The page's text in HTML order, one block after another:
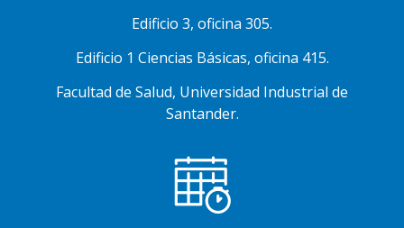
Edificio 3, oficina 305.
Edificio 1 Ciencias Básicas, oficina 415.
Facultad de Salud, Universidad Industrial de
Santander.